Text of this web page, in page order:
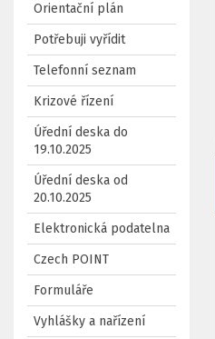
Orientační plán
Potřebuji vyřídit
Telefonní seznam
Krizové řízení
Úřední deska do
19.10.2025
Úřední deska od
20.10.2025
Elektronická podatelna
Czech POINT
Formuláře
Vyhlášky a nařízení